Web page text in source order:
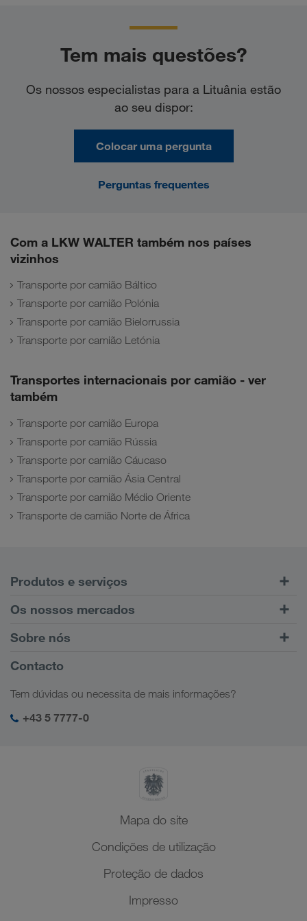
Tem mais questões?
Os nossos especialistas para a Lituânia estão
ao seu dispor:
Colocar uma pergunta
Perguntas frequentes
Com a LKW WALTER também nos países
vizinhos
Transporte por camião Báltico
Transporte por camião Polónia
Transporte por camião Bielorrussia
Transporte por camião Letónia
Transportes internacionais por camião - ver
também
Transporte por camião Europa
Transporte por camião Rússia
Transporte por camião Cáucaso
Transporte por camião Ásia Central
Transporte por camião Médio Oriente
Transporte de camião Norte de África
Produtos e serviços
Transporte rodoviário
Portal do cliente CONNECT
Soluções digitais
Soluções sectoriais
Os nossos mercados
Europa
Cáucaso
Ásia Central
Médio Oriente
Sobre nós
Informações Empresariais
Responsabilidade social
SHEQ-Management
Contacto
Tem dúvidas ou necessita de mais informações?
+43 5 7777-0
Mapa do site
Condições de utilização
Proteção de dados
Impresso